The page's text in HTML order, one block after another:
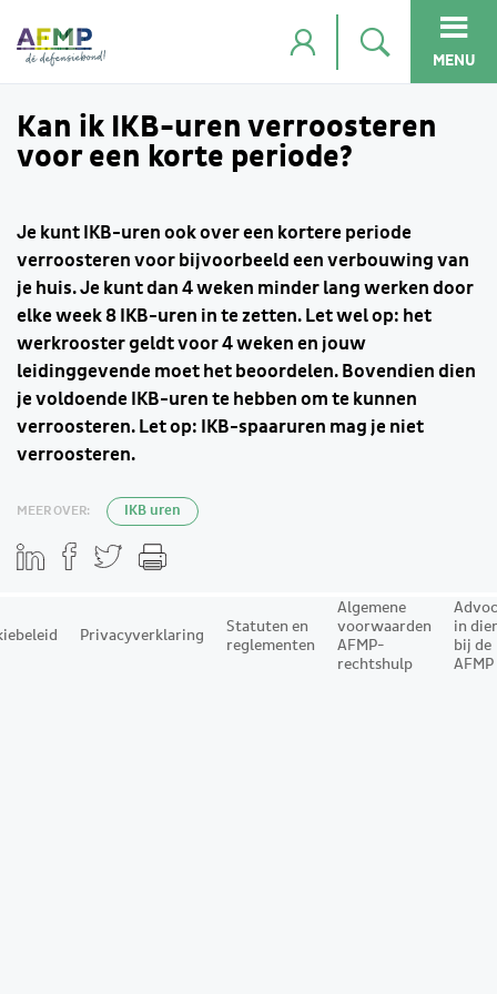
MENU
Kan ik IKB-uren verroosteren
voor een korte periode?
Je kunt IKB-uren ook over een kortere periode
verroosteren voor bijvoorbeeld een verbouwing van
je huis. Je kunt dan 4 weken minder lang werken door
elke week 8 IKB-uren in te zetten. Let wel op: het
werkrooster geldt voor 4 weken en jouw
leidinggevende moet het beoordelen. Bovendien dien
je voldoende IKB-uren te hebben om te kunnen
verroosteren. Let op: IKB-spaaruren mag je niet
verroosteren.
MEER OVER: IKB uren
Privacyverklaring
Statuten en
reglementen
Algemene
voorwaarden
AFMP-
rechtshulp
in
bij de
AFMP